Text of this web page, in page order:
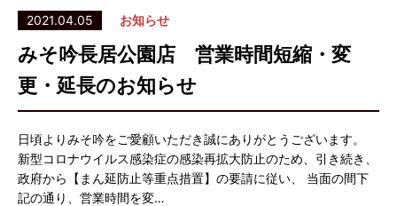
2021.04.05 お知らせ
みそ吟長居公園店 営業時間短縮・変
更・延長のお知らせ
日頃よりみそ吟をご愛顧いただき誠にありがとうございます。
新型コロナウイルス感染症の感染再拡大防止のため、引き続き、
政府から【まん延防止等重点措置】の要請に従い、 当面の間下
記の通り、営業時間を変…